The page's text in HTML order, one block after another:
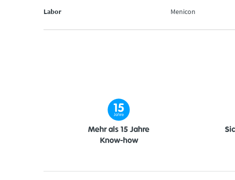
Labor Menicon
Mehr als 15 Jahre
Know-how